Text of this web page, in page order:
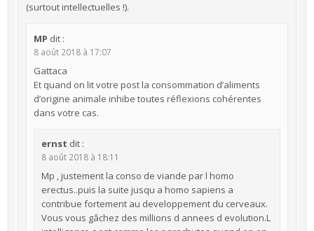
(surtout intellectuelles !).
MP dit :
8 août 2018 à 17:07
Gattaca
Et quand on lit votre post la consommation d’aliments
d’origine animale inhibe toutes réflexions cohérentes
dans votre cas.
ernst dit :
8 août 2018 à 18:11
Mp , justement la conso de viande par l homo
erectus..puis la suite jusqu a homo sapiens a
contribue fortement au developpement du cerveaux.
Vous vous gâchez des millions d annees d evolution.L